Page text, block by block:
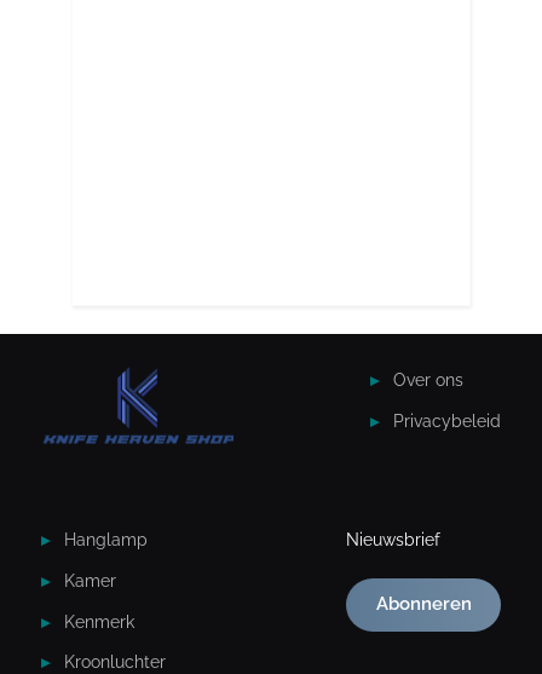
Over ons
Privacybeleid
Hanglamp
Kamer
Kenmerk
Kroonluchter
Nieuwsbrief
Abonneren